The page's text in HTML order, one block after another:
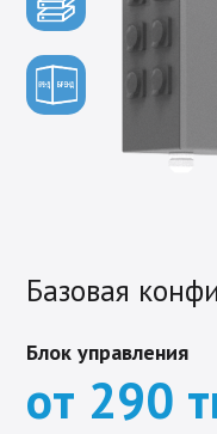
Базовая
от 290
Блок управления